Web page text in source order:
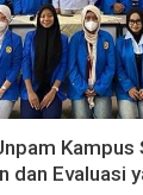
Kampus
dan Evaluasi